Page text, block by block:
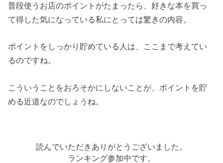
普段使うお店のポイントがたまったら、好きな本を買っ
て得した気になっている私にとっては驚きの内容。
ポイントをしっかり貯めている人は、ここまで考えてい
るのですね。
こういうことをおろそかにしないことが、ポイントを貯
める近道なのでしょうね。
読んでいただきありがとうございました。
ランキング参加中です。